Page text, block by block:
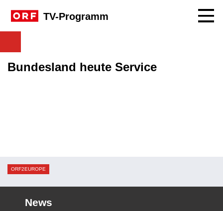
TV-Programm
Bundesland heute Service
ORF2EUROPE
News